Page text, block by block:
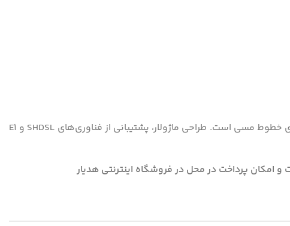
در مجموع، مودم STU2 از Albis Technologies یک راه‌حل قدرتمند، انعطاف‌پذیر و استاندارد برای انتقال داده و خدمات صوتی روی خطوط مسی است. طراحی ماژولار، پشتیبانی از فناوری‌های SHDSL و E1